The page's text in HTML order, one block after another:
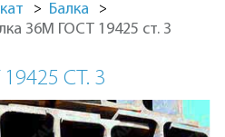
Балка
36М ГОСТ 19425 ст. 3
СТ. 3